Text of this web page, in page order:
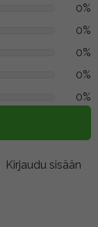
0%
0%
0%
0%
0%
Kirjaudu sisään